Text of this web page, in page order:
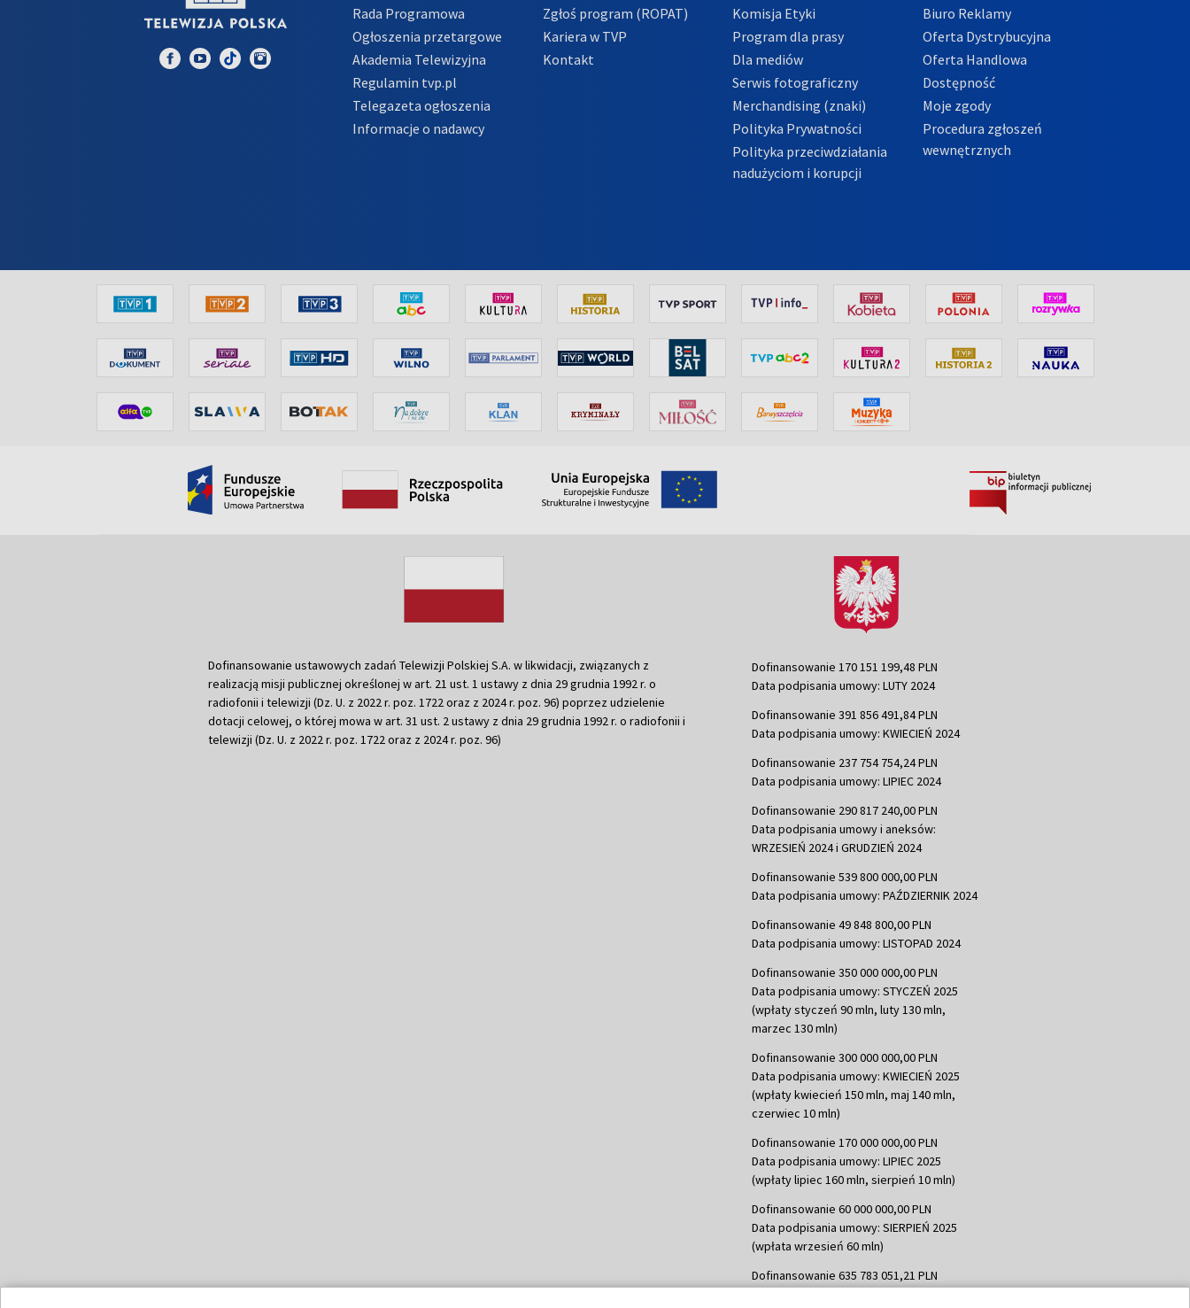
Rada Programowa
Ogłoszenia przetargowe
Akademia Telewizyjna
Regulamin tvp.pl
Telegazeta ogłoszenia
Informacje o nadawcy
Zgłoś program (ROPAT)
Kariera w TVP
Kontakt
Komisja Etyki
Program dla prasy
Dla mediów
Serwis fotograficzny
Merchandising (znaki)
Polityka Prywatności
Polityka przeciwdziałania
nadużyciom i korupcji
Biuro Reklamy
Oferta Dystrybucyjna
Oferta Handlowa
Dostępność
Moje zgody
Procedura zgłoszeń
wewnętrznych
Dofinansowanie ustawowych zadań Telewizji Polskiej S.A. w likwidacji, związanych z
realizacją misji publicznej określonej w art. 21 ust. 1 ustawy z dnia 29 grudnia 1992 r. o
radiofonii i telewizji (Dz. U. z 2022 r. poz. 1722 oraz z 2024 r. poz. 96) poprzez udzielenie
dotacji celowej, o której mowa w art. 31 ust. 2 ustawy z dnia 29 grudnia 1992 r. o radiofonii i
telewizji (Dz. U. z 2022 r. poz. 1722 oraz z 2024 r. poz. 96)
Dofinansowanie 170 151 199,48 PLN
Data podpisania umowy: LUTY 2024
Dofinansowanie 391 856 491,84 PLN
Data podpisania umowy: KWIECIEŃ 2024
Dofinansowanie 237 754 754,24 PLN
Data podpisania umowy: LIPIEC 2024
Dofinansowanie 290 817 240,00 PLN
Data podpisania umowy i aneksów:
WRZESIEŃ 2024 i GRUDZIEŃ 2024
Dofinansowanie 539 800 000,00 PLN
Data podpisania umowy: PAŹDZIERNIK 2024
Dofinansowanie 49 848 800,00 PLN
Data podpisania umowy: LISTOPAD 2024
Dofinansowanie 350 000 000,00 PLN
Data podpisania umowy: STYCZEŃ 2025
(wpłaty styczeń 90 mln, luty 130 mln,
marzec 130 mln)
Dofinansowanie 300 000 000,00 PLN
Data podpisania umowy: KWIECIEŃ 2025
(wpłaty kwiecień 150 mln, maj 140 mln,
czerwiec 10 mln)
Dofinansowanie 170 000 000,00 PLN
Data podpisania umowy: LIPIEC 2025
(wpłaty lipiec 160 mln, sierpień 10 mln)
Dofinansowanie 60 000 000,00 PLN
Data podpisania umowy: SIERPIEŃ 2025
(wpłata wrzesień 60 mln)
Dofinansowanie 635 783 051,21 PLN